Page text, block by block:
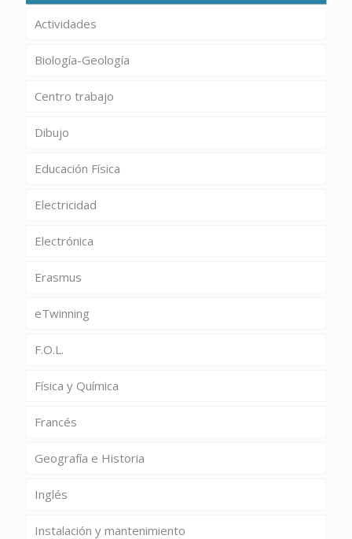
Actividades
Biología-Geología
Centro trabajo
Dibujo
Educación Física
Electricidad
Electrónica
Erasmus
eTwinning
F.O.L.
Física y Química
Francés
Geografía e Historia
Inglés
Instalación y mantenimiento